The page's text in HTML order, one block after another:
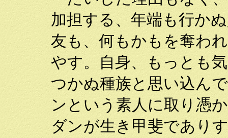
加担する、年端も行か
友も、何もかもを奪わ
やす。自身、もっとも
つかぬ種族と思い込ん
ンという素人に取り憑
ダンが生き甲斐であり